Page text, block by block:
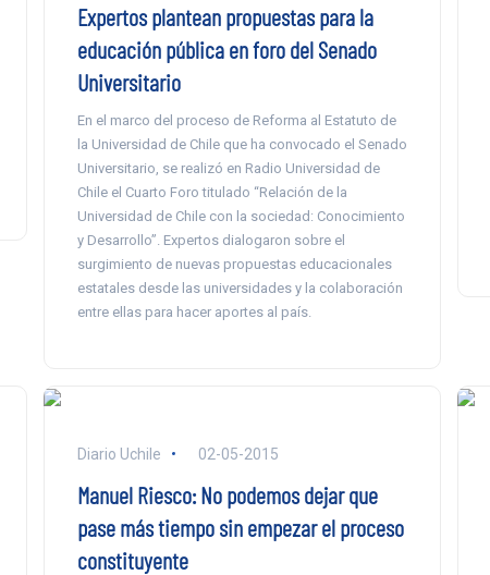
Expertos plantean propuestas para la
educación pública en foro del Senado
Universitario
En el marco del proceso de Reforma al Estatuto de
la Universidad de Chile que ha convocado el Senado
Universitario, se realizó en Radio Universidad de
Chile el Cuarto Foro titulado “Relación de la
Universidad de Chile con la sociedad: Conocimiento
y Desarrollo”. Expertos dialogaron sobre el
surgimiento de nuevas propuestas educacionales
estatales desde las universidades y la colaboración
entre ellas para hacer aportes al país.
Diario Uchile 02-05-2015
Manuel Riesco: No podemos dejar que
pase más tiempo sin empezar el proceso
constituyente